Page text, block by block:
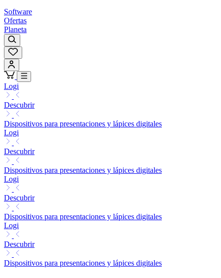
Software
Ofertas
Planeta
Logi
Descubrir
Dispositivos para presentaciones y lápices digitales
Logi
Descubrir
Dispositivos para presentaciones y lápices digitales
Logi
Descubrir
Dispositivos para presentaciones y lápices digitales
Logi
Descubrir
Dispositivos para presentaciones y lápices digitales